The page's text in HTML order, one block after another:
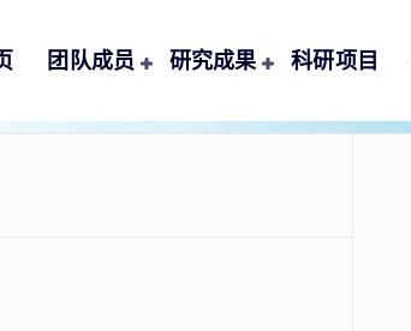
团队成员 研究成果 科研项目